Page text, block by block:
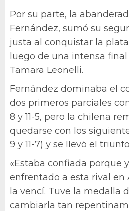
Por su parte, la
Fernández, sumó su
justa al conquistar la
luego de una intensa
Tamara Leonelli.
Fernández dominaba el
dos primeros parciales
8 y 11-5, pero la chilena
quedarse con los
9 y 11-7) y se llevó el
«Estaba confiada porque
enfrentado a esta rival en
la vencí. Tuve la medalla
cambiarla tan